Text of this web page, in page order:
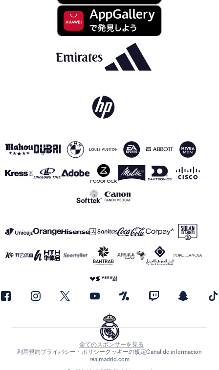
全てのスポンサーを見る
利用規約プライバシー・ポリシークッキーの規定Canal de información
realmadrid.com